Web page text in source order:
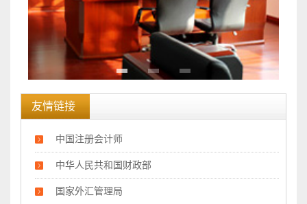
友情链接
中国注册会计师
中华人民共和国财政部
国家外汇管理局